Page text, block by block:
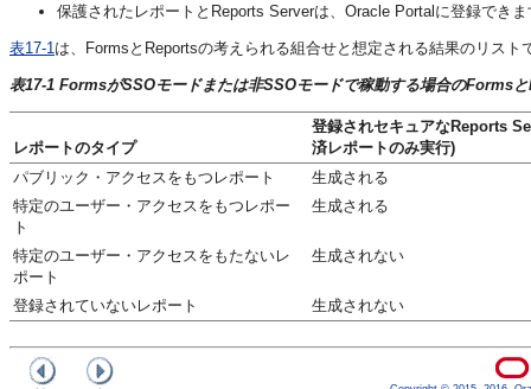
保護されたレポートとReports Serverは、Oracle Portalに登録できま
表17-1 は、FormsとReportsの考えられる組合せと想定される結果のリスト
表17-1 FormsがSSOモードまたは非SSOモードで稼動する場合のForms
レポートのタイプ
登録されセキュアなReports
済レポートのみ実行)
パブリック・アクセスをもつレポート
生成される
特定のユーザー・アクセスをもつレポー
ト
生成される
特定のユーザー・アクセスをもたないレ
ポート
生成されない
登録されていないレポート 生成されない